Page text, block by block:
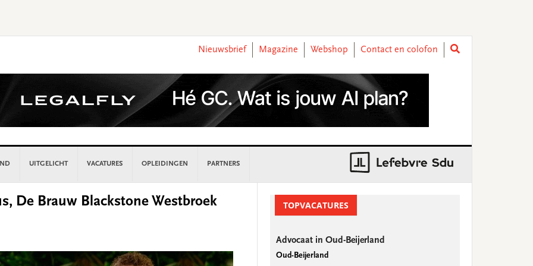
Nieuwsbrief
Magazine Webshop Contact en colofon
UITGELICHT VACATURES OPLEIDINGEN PARTNERS
De Brauw Blackstone Westbroek
SidebarTOPVACATURES
Advocaat in Oud-Beijerland
Oud-Beijerland